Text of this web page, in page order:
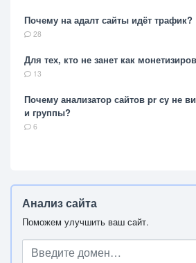
Почему на адалт сайты идёт трафик?
28
Для тех, кто не занет как
13
Почему анализатор сайтов pr cy не
и группы?
6
Анализ сайта
Поможем улучшить ваш сайт.